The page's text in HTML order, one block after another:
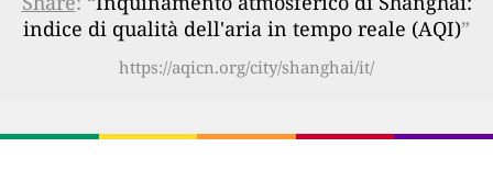
indice di qualità dell'aria in tempo reale (AQI)”
https://aqicn.org/city/shanghai/it/